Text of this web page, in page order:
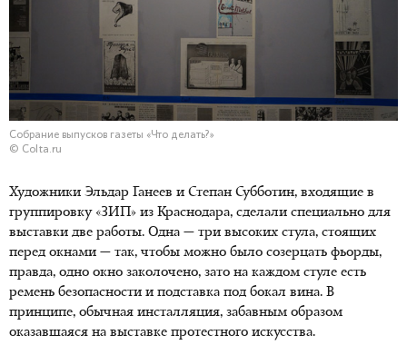
Собрание выпусков газеты «Что делать?»
© Colta.ru
Художники Эльдар Ганеев и Степан Субботин, входящие в
группировку «ЗИП» из Краснодара, сделали специально для
выставки две работы. Одна — три высоких стула, стоящих
перед окнами — так, чтобы можно было созерцать фьорды,
правда, одно окно заколочено, зато на каждом стуле есть
ремень безопасности и подставка под бокал вина. В
принципе, обычная инсталляция, забавным образом
оказавшаяся на выставке протестного искусства.